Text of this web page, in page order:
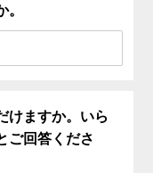
けますか。いら
ご回答くださ